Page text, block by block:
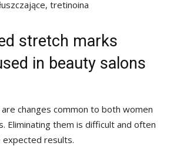
tretinoina
stretch marks
in beauty salons
changes common to both women
Eliminating them is difficult and often
results.